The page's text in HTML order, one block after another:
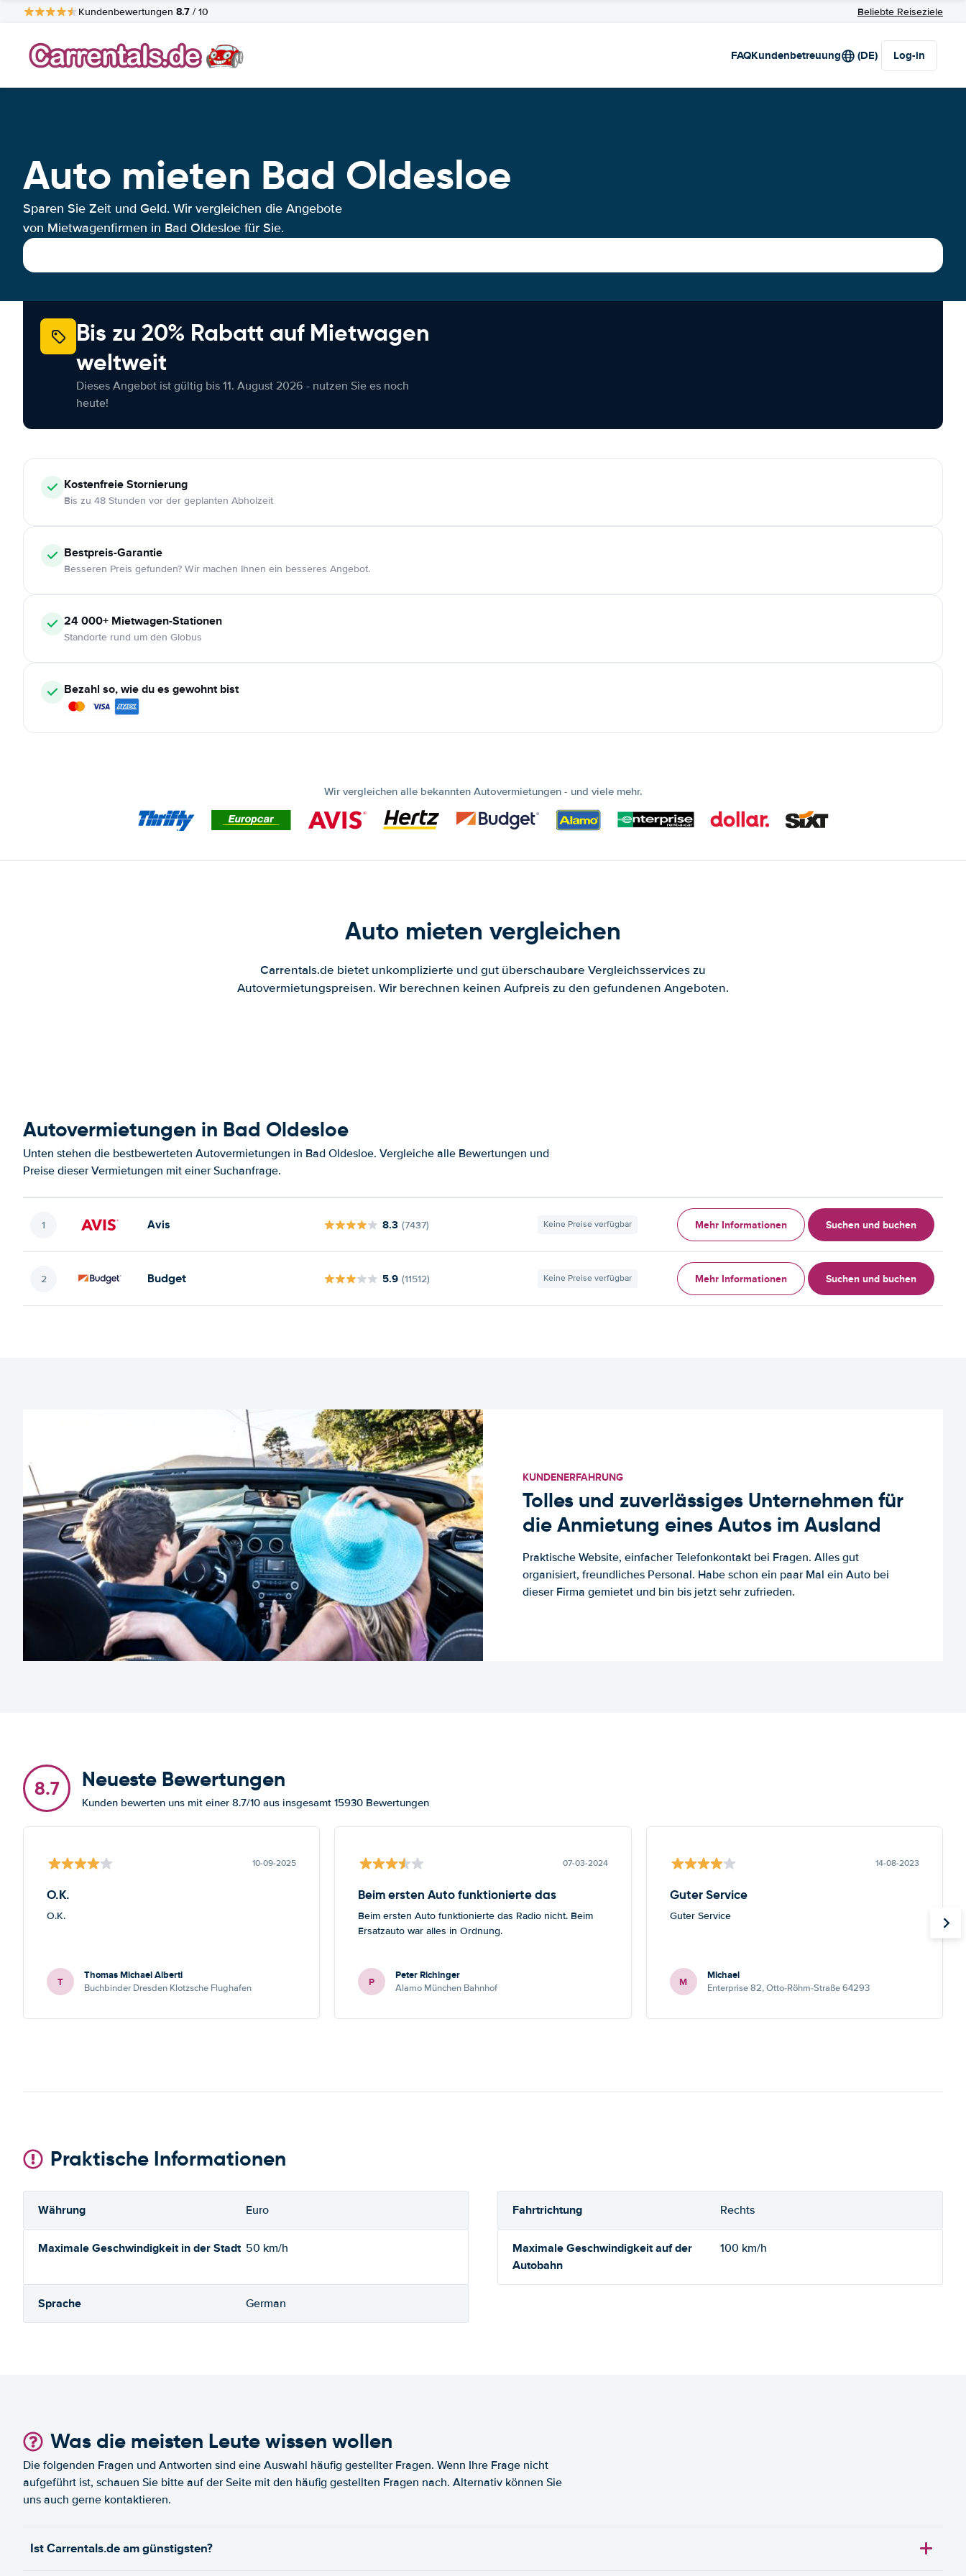
Kundenbewertungen 8.7 / 10 Beliebte Reiseziele
FAQKundenbetreuung (DE) Log-in
Auto mieten Bad Oldesloe
Sparen Sie Zeit und Geld. Wir vergleichen die Angebote
von Mietwagenfirmen in Bad Oldesloe für Sie.
Bis zu 20% Rabatt auf Mietwagen
weltweit
Dieses Angebot ist gültig bis 11. August 2026 - nutzen Sie es noch
heute!
KostenfreieStornierung
Bis zu 48 Stunden vor der geplanten Abholzeit
Bestpreis-Garantie
Besseren Preis gefunden? Wir machen Ihnen ein besseres Angebot.
24 000+ Mietwagen-Stationen
Standorte rund um den Globus
Bezahl so, wie du es gewohnt bist
Wir vergleichen alle bekannten Autovermietungen - und viele mehr.
Auto mieten vergleichen
Carrentals.de bietet unkomplizierte und gut überschaubare Vergleichsservices zu
Autovermietungspreisen. Wir berechnen keinen Aufpreis zu den gefundenen Angeboten.
Autovermietungen in Bad Oldesloe
Unten stehen die bestbewerteten Autovermietungen in Bad Oldesloe. Vergleiche alle Bewertungen und
Preise dieser Vermietungen mit einer Suchanfrage.
Avis 8.3 (7437) Keine Preise verfügbar Mehr Informationen Suchen und buchen
Budget 5.9 (11512) Keine Preise verfügbar Mehr Informationen Suchen und buchen
KUNDENERFAHRUNG
Tolles und zuverlässiges Unternehmen für
die Anmietung eines Autos im Ausland
Praktische Website, einfacher Telefonkontakt bei Fragen. Alles gut
organisiert, freundliches Personal. Habe schon ein paar Mal ein Auto bei
dieser Firma gemietet und bin bis jetzt sehr zufrieden.
8.7 Neueste Bewertungen
Kunden bewerten uns mit einer 8.7/10 aus insgesamt 15930 Bewertungen
10-09-2025
O.K.
O.K.
T Thomas Michael Alberti
Buchbinder Dresden Klotzsche Flughafen
07-03-2024
Beim ersten Auto funktionierte das
Beim ersten Auto funktionierte das Radio nicht. Beim
Ersatzauto war alles in Ordnung.
P Peter Richinger
Alamo München Bahnhof
14-08-2023
Guter Service
Guter Service
M Michael
Enterprise 82, Otto-Röhm-Straße 64293
Praktische Informationen
Währung Euro Fahrtrichtung Rechts
Maximale Geschwindigkeit in der Stadt 50 km/h
Maximale Geschwindigkeit auf der
Autobahn
100 km/h
Sprache German
Was die meisten Leute wissen wollen
Die folgenden Fragen und Antworten sind eine Auswahl häufig gestellter Fragen. Wenn Ihre Frage nicht
aufgeführt ist, schauen Sie bitte auf der Seite mit den häufig gestellten Fragen nach. Alternativ können Sie
uns auch gerne kontaktieren.
Ist Carrentals.de am günstigsten?